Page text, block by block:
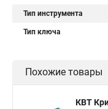
Тип инструмента
Тип ключа
Похожие товары
КВТ